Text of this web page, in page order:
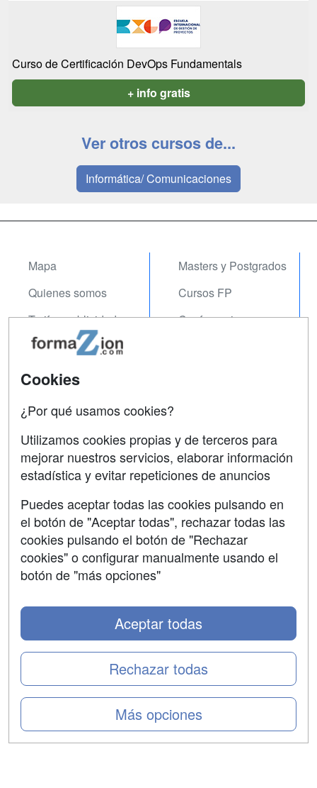
Curso de Certificación DevOps Fundamentals
+ info gratis
Ver otros cursos de...
Informática/ Comunicaciones
Mapa
Quienes somos
Tarifas publicidad
Acceso Usuarios
Acceso Centros
Masters y Postgrados
Cursos FP
Conferencias
Contactar
Confidencialidad
Aviso legal
Copyleft
Cookies
¿Por qué usamos cookies?
Utilizamos cookies propias y de terceros para
mejorar nuestros servicios, elaborar información
estadística y evitar repeticiones de anuncios
Puedes aceptar todas las cookies pulsando en
el botón de "Aceptar todas", rechazar todas las
cookies pulsando el botón de "Rechazar
cookies" o configurar manualmente usando el
botón de "más opciones"
Más opciones
Rechazar todas
Aceptar todas